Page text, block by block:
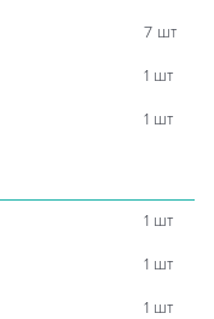
7 шт
1 шт
1 шт
1 шт
1 шт
1 шт